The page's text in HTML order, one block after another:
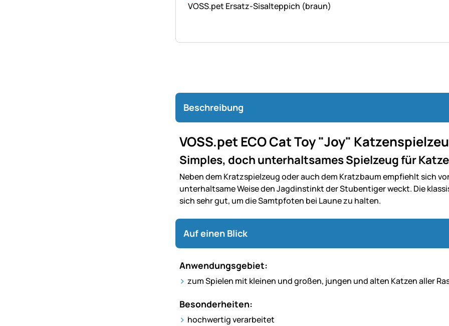
VOSS.pet Ersatz-Sisalteppich (braun)
Beschreibung
VOSS.pet ECO Cat Toy "Joy"
Simples, doch unterhaltsames Spielzeug für
Neben dem Kratzspielzeug oder auch dem Kratzbaum empfiehlt sich
unterhaltsame Weise den Jagdinstinkt der Stubentiger weckt. Die
sich sehr gut, um die Samtpfoten bei Laune zu halten.
Auf einen Blick
Anwendungsgebiet:
zum Spielen mit kleinen und großen, jungen und alten Katzen aller
Besonderheiten:
hochwertig verarbeitet